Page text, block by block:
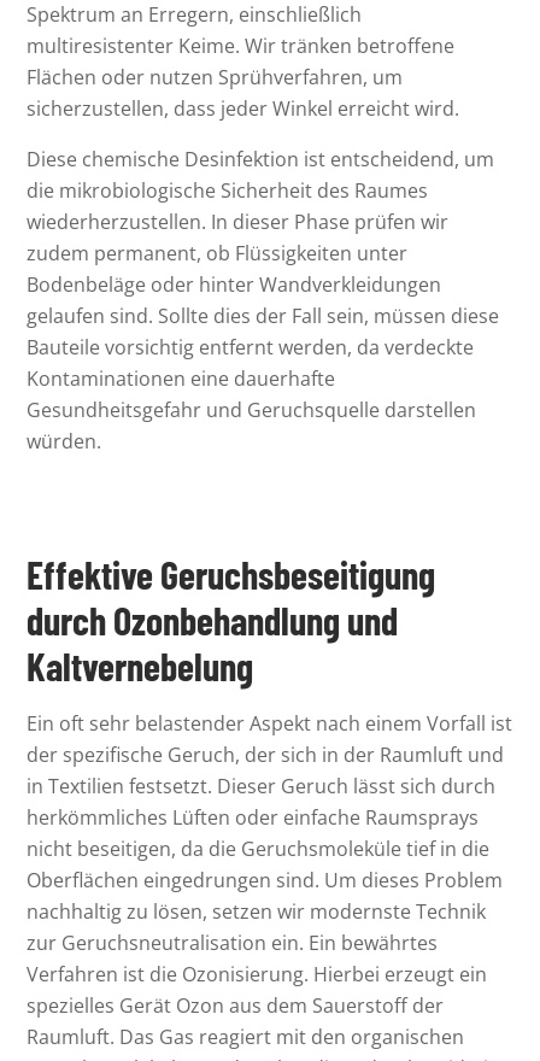
Spektrum an Erregern, einschließlich
multiresistenter Keime. Wir tränken betroffene
Flächen oder nutzen Sprühverfahren, um
sicherzustellen, dass jeder Winkel erreicht wird.
Diese chemische Desinfektion ist entscheidend, um
die mikrobiologische Sicherheit des Raumes
wiederherzustellen. In dieser Phase prüfen wir
zudem permanent, ob Flüssigkeiten unter
Bodenbeläge oder hinter Wandverkleidungen
gelaufen sind. Sollte dies der Fall sein, müssen diese
Bauteile vorsichtig entfernt werden, da verdeckte
Kontaminationen eine dauerhafte
Gesundheitsgefahr und Geruchsquelle darstellen
würden.
Effektive Geruchsbeseitigung
durch Ozonbehandlung und
Kaltvernebelung
Ein oft sehr belastender Aspekt nach einem Vorfall ist
der spezifische Geruch, der sich in der Raumluft und
in Textilien festsetzt. Dieser Geruch lässt sich durch
herkömmliches Lüften oder einfache Raumsprays
nicht beseitigen, da die Geruchsmoleküle tief in die
Oberflächen eingedrungen sind. Um dieses Problem
nachhaltig zu lösen, setzen wir modernste Technik
zur Geruchsneutralisation ein. Ein bewährtes
Verfahren ist die Ozonisierung. Hierbei erzeugt ein
spezielles Gerät Ozon aus dem Sauerstoff der
Raumluft. Das Gas reagiert mit den organischen